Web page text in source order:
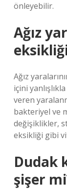
önleyebilir.
Ağız
Ağız
içini
veren
bakteriyel ve
değişiklikler,
eksikliği gibi
Dudak
şişer